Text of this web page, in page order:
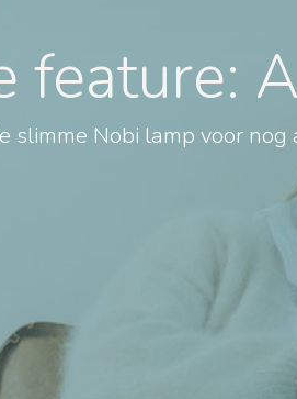
feature:
slimme Nobi lamp voor nog